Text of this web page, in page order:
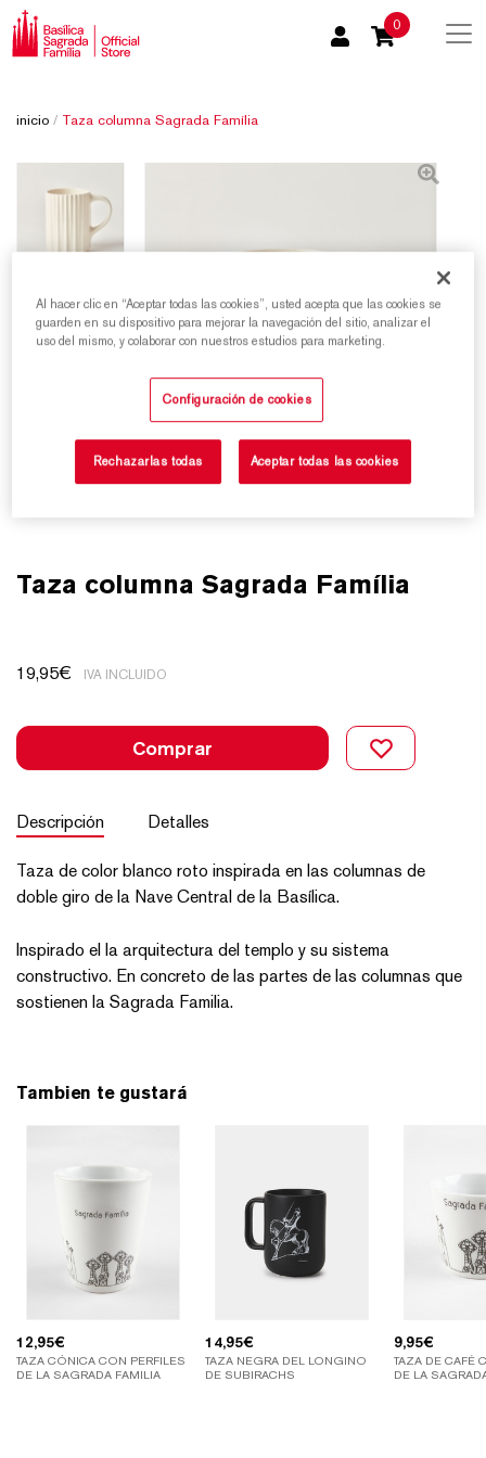
0
inicio / Taza columna Sagrada Família
Taza columna Sagrada Família
19,95€ IVA INCLUIDO
Comprar
Descripción Detalles
Taza de color blanco roto inspirada en las columnas de
doble giro de la Nave Central de la Basílica.
Inspirado el la arquitectura del templo y su sistema
constructivo. En concreto de las partes de las columnas que
sostienen la Sagrada Familia.
Tambien te gustará
12,95€
TAZA CÓNICA CON PERFILES
DE LA SAGRADA FAMILIA
14,95€
TAZA NEGRA DEL LONGINO
DE SUBIRACHS
9,95€
TAZA DE CAFÉ
DE LA
Al hacer clic en “Aceptar todas las cookies”, usted acepta que las cookies se
guarden en su dispositivo para mejorar la navegación del sitio, analizar el
uso del mismo, y colaborar con nuestros estudios para marketing.
Configuración de cookies
Rechazarlas todas Aceptar todas las cookies